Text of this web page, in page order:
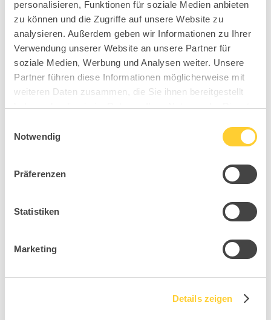
personalisieren, Funktionen für soziale Medien anbieten
zu können und die Zugriffe auf unsere Website zu
analysieren. Außerdem geben wir Informationen zu Ihrer
Verwendung unserer Website an unsere Partner für
soziale Medien, Werbung und Analysen weiter. Unsere
Partner führen diese Informationen möglicherweise mit
weiteren Daten zusammen, die Sie ihnen bereitgestellt
haben oder die sie im Rahmen Ihrer Nutzung der Dienste
Notwendig
Präferenzen
Statistiken
Marketing
Details zeigen
Sitness Monaco 7.6